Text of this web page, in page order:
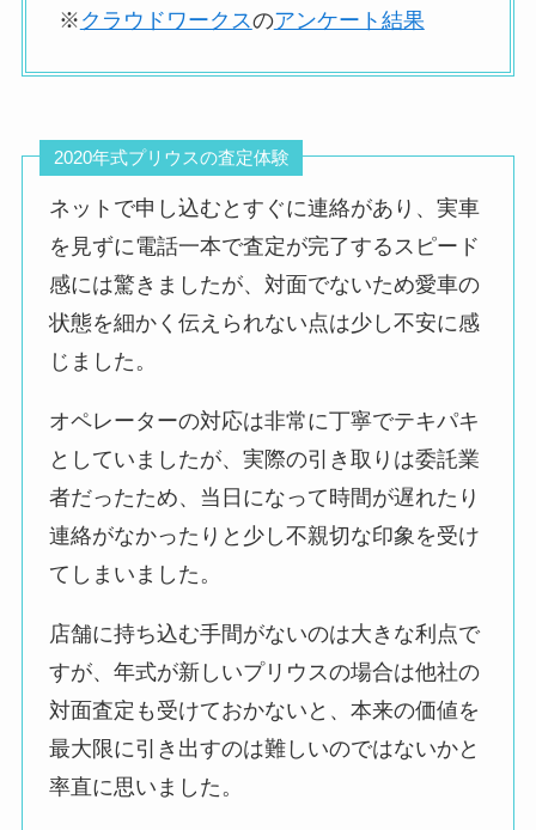
した。
は査定基準を提示し
す。
悪い評判
車両引き取りの際、
引き取りのみを委託
された業者のよう
質問しても全く分か
らないようだった。
にはカーネクストと
書かれてはいたが、
きちんとお金が振り
込まれるのか非常に
悪い評判
査定の時にロビーの
ような場所にいまし
たが、
※ クラウドワークスのアンケート結果
2020年式プリウスの査定体験
ネットで申し込むとすぐに連絡があり、実車
を見ずに電話一本で査定が完了するスピード
感には驚きましたが、対面でないため愛車の
状態を細かく伝えられない点は少し不安に感
じました。
オペレーターの対応は非常に丁寧でテキパキ
としていましたが、実際の引き取りは委託業
者だったため、当日になって時間が遅れたり
連絡がなかったりと少し不親切な印象を受け
てしまいました。
店舗に持ち込む手間がないのは大きな利点で
すが、年式が新しいプリウスの場合は他社の
対面査定も受けておかないと、本来の価値を
最大限に引き出すのは難しいのではないかと
率直に思いました。